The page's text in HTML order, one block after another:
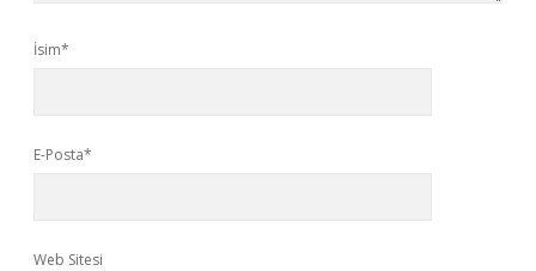
İsim*
E-Posta*
Web Sitesi